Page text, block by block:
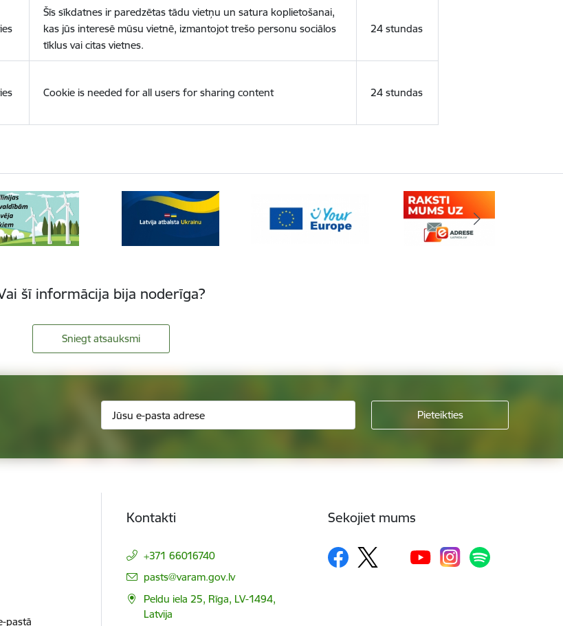
Šīs sīkdatnes ir paredzētas tādu vietņu un satura koplietošanai,
kas jūs interesē mūsu vietnē, izmantojot trešo personu sociālos
tīklus vai citas vietnes.
24 stundas
Cookie is needed for all users for sharing content 24 stundas
šī informācija bija noderīga?
Sniegt atsauksmi
pastā
Kontakti
+371 66016740
E-pasts:
pasts@varam.gov.lv
Peldu iela 25, Rīga, LV-1494,
Latvija
Sekojiet mums